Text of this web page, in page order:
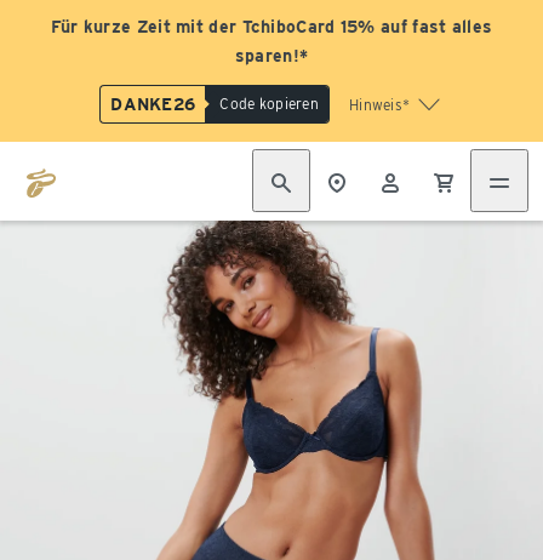
Für kurze Zeit mit der TchiboCard 15% auf fast alles
sparen!*
DANKE26 Code kopieren Hinweis*